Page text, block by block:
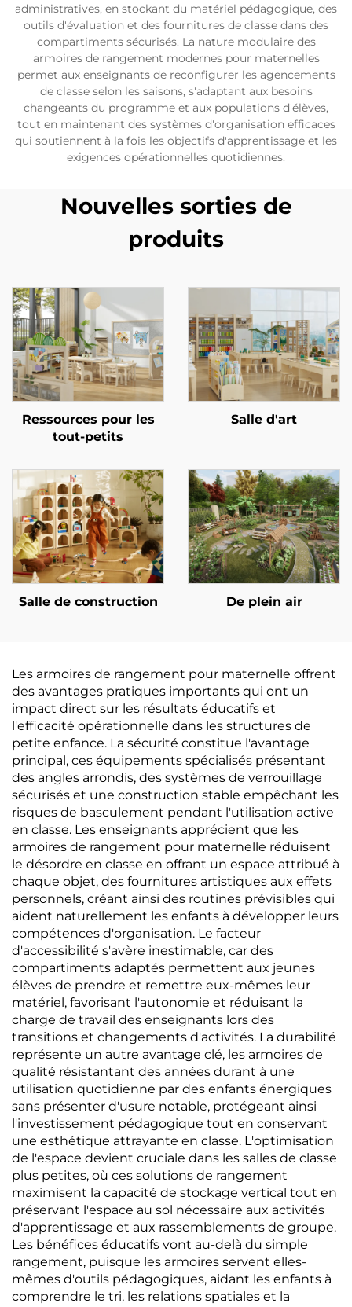
administratives, en stockant du matériel pédagogique, des
outils d'évaluation et des fournitures de classe dans des
compartiments sécurisés. La nature modulaire des
armoires de rangement modernes pour maternelles
permet aux enseignants de reconfigurer les agencements
de classe selon les saisons, s'adaptant aux besoins
changeants du programme et aux populations d'élèves,
tout en maintenant des systèmes d'organisation efficaces
qui soutiennent à la fois les objectifs d'apprentissage et les
exigences opérationnelles quotidiennes.
Nouvelles sorties de
produits
Ressources pour les
tout-petits
Salle d'art
Salle de construction De plein air
Les armoires de rangement pour maternelle offrent
des avantages pratiques importants qui ont un
impact direct sur les résultats éducatifs et
l'efficacité opérationnelle dans les structures de
petite enfance. La sécurité constitue l'avantage
principal, ces équipements spécialisés présentant
des angles arrondis, des systèmes de verrouillage
sécurisés et une construction stable empêchant les
risques de basculement pendant l'utilisation active
en classe. Les enseignants apprécient que les
armoires de rangement pour maternelle réduisent
le désordre en classe en offrant un espace attribué à
chaque objet, des fournitures artistiques aux effets
personnels, créant ainsi des routines prévisibles qui
aident naturellement les enfants à développer leurs
compétences d'organisation. Le facteur
d'accessibilité s'avère inestimable, car des
compartiments adaptés permettent aux jeunes
élèves de prendre et remettre eux-mêmes leur
matériel, favorisant l'autonomie et réduisant la
charge de travail des enseignants lors des
transitions et changements d'activités. La durabilité
représente un autre avantage clé, les armoires de
qualité résistantant des années durant à une
utilisation quotidienne par des enfants énergiques
sans présenter d'usure notable, protégeant ainsi
l'investissement pédagogique tout en conservant
une esthétique attrayante en classe. L'optimisation
de l'espace devient cruciale dans les salles de classe
plus petites, où ces solutions de rangement
maximisent la capacité de stockage vertical tout en
préservant l'espace au sol nécessaire aux activités
d'apprentissage et aux rassemblements de groupe.
Les bénéfices éducatifs vont au-delà du simple
rangement, puisque les armoires servent elles-
mêmes d'outils pédagogiques, aidant les enfants à
comprendre le tri, les relations spatiales et la